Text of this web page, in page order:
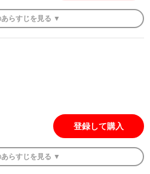
らすじを 見る ▼
登録して購入
らすじを 見る ▼